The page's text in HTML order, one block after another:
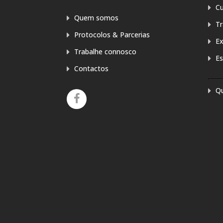
Quem somos
Protocolos & Parcerias
Trabalhe connosco
Contactos